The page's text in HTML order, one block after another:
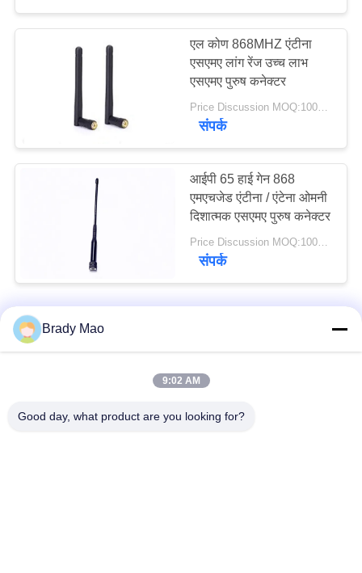
एल कोण 868MHZ एंटीना
एसएमए लांग रेंज उच्च लाभ
एसएमए पुरुष कनेक्टर
संपर्क
आईपी ​​65 हाई गेन 868
एमएचजेड एंटीना / एंटेना ओमनी
दिशात्मक एसएमए पुरुष कनेक्टर
Price Discussion MOQ:100PCS
संपर्क
लोकप्रिय श्रेणियां
Brady Mao
9:02 AM
Good day, what product are you looking for?